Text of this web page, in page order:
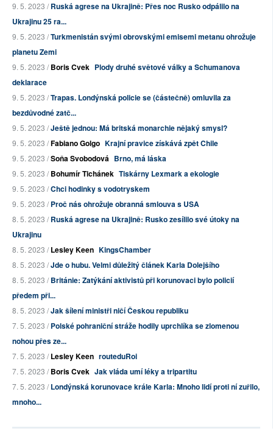
9. 5. 2023 /Ruská agrese na Ukrajině: Přes noc Rusko odpálilo na
Ukrajinu 25 ra...
9. 5. 2023 /Turkmenistán svými obrovskými emisemi metanu ohrožuje
planetu Zemi
9. 5. 2023 /Boris Cvek Plody druhé světové války a Schumanova
deklarace
9. 5. 2023 /Trapas. Londýnská policie se (částečně) omluvila za
bezdůvodné zatč...
9. 5. 2023 /Ještě jednou: Má britská monarchie nějaký smysl?
9. 5. 2023 /Fabiano Golgo Krajní pravice získává zpět Chile
9. 5. 2023 /Soňa Svobodová Brno, má láska
9. 5. 2023 /Bohumír Tichánek Tiskárny Lexmark a ekologie
9. 5. 2023 /Chci hodinky s vodotryskem
9. 5. 2023 /Proč nás ohrožuje obranná smlouva s USA
8. 5. 2023 /Ruská agrese na Ukrajině: Rusko zesílilo své útoky na
Ukrajinu
8. 5. 2023 /Lesley Keen KingsChamber
8. 5. 2023 /Jde o hubu. Velmi důležitý článek Karla Dolejšího
8. 5. 2023 /Británie: Zatýkání aktivistů při korunovaci bylo policií
předem při...
8. 5. 2023 /Jak šílení ministři ničí Českou republiku
7. 5. 2023 /Polské pohraniční stráže hodily uprchlíka se zlomenou
nohou přes ze...
7. 5. 2023 /Lesley Keen routeduRoi
7. 5. 2023 /Boris Cvek Jak vláda umí léky a tripartitu
7. 5. 2023 /Londýnská korunovace krále Karla: Mnoho lidí proti ní zuřilo,
mnoho...